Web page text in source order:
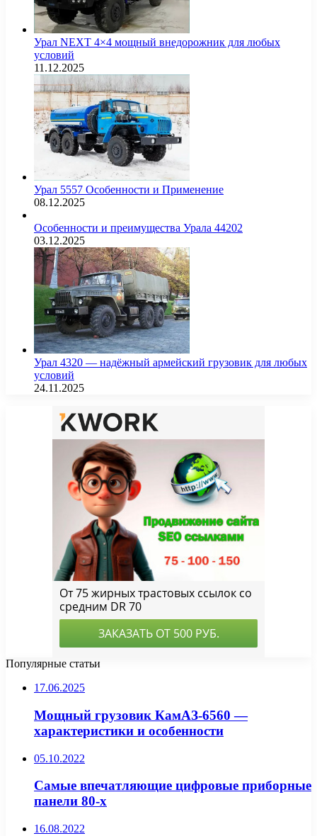
Урал NEXT 4×4 мощный внедорожник для любых
условий
11.12.2025
Урал 5557 Особенности и Применение
08.12.2025
Особенности и преимущества Урала 44202
03.12.2025
Урал 4320 — надёжный армейский грузовик для любых
условий
24.11.2025
Популярные статьи
17.06.2025
Мощный грузовик КамАЗ-6560 —
характеристики и особенности
05.10.2022
Самые впечатляющие цифровые приборные
панели 80-х
16.08.2022